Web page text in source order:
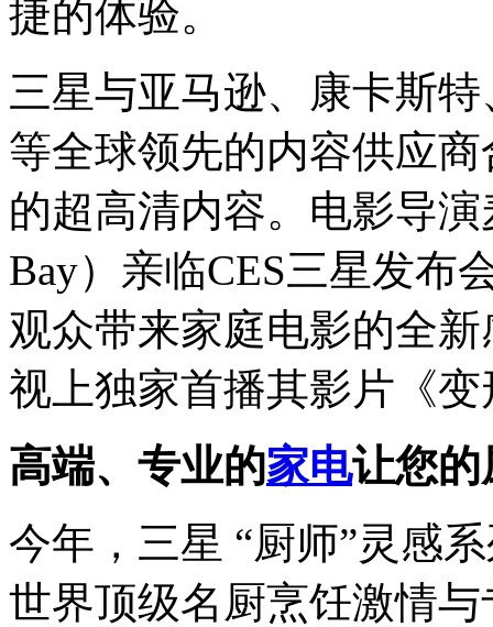
捷的体验。
三星与亚马逊、康卡斯
等全球领先的内容供应
的超高清内容。电影导演
Bay）亲临CES三星发布
观众带来家庭电影的全
视上独家首播其影片《
高端、专业的家电让您的
今年，三星 “厨师”灵感
世界顶级名厨烹饪激情